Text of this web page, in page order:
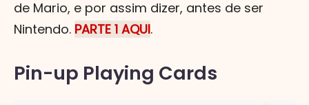
de Mario, e por assim dizer, antes de ser
Nintendo. PARTE 1 AQUI.
Pin-up Playing Cards